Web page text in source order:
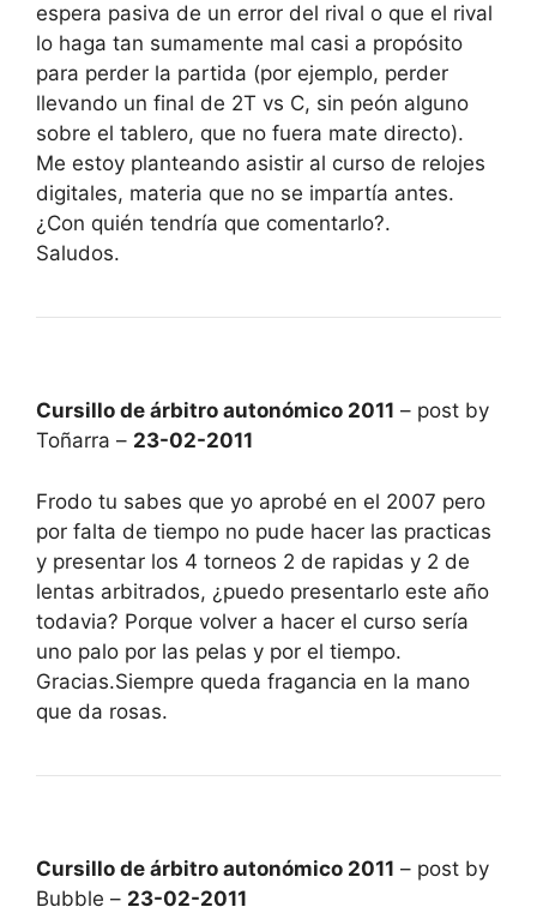
espera pasiva de un error del rival o que el rival
lo haga tan sumamente mal casi a propósito
para perder la partida (por ejemplo, perder
llevando un final de 2T vs C, sin peón alguno
sobre el tablero, que no fuera mate directo).
Me estoy planteando asistir al curso de relojes
digitales, materia que no se impartía antes.
¿Con quién tendría que comentarlo?.
Saludos.
Cursillo de árbitro autonómico 2011 – post by
Toñarra – 23-02-2011
Frodo tu sabes que yo aprobé en el 2007 pero
por falta de tiempo no pude hacer las practicas
y presentar los 4 torneos 2 de rapidas y 2 de
lentas arbitrados, ¿puedo presentarlo este año
todavia? Porque volver a hacer el curso sería
uno palo por las pelas y por el tiempo.
Gracias.Siempre queda fragancia en la mano
que da rosas.
Cursillo de árbitro autonómico 2011 – post by
Bubble – 23-02-2011